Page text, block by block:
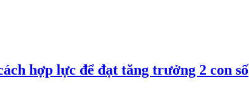
hợp lực để đạt tăng trưởng 2 con số